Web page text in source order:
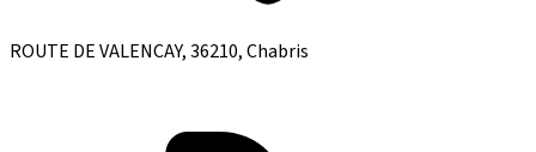
ROUTE DE VALENCAY, 36210, Chabris